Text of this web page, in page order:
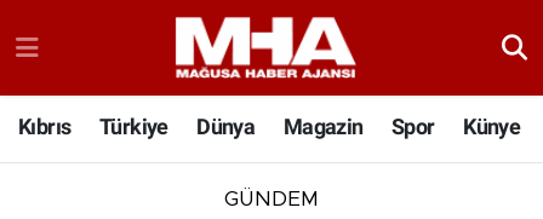
Kıbrıs Türkiye Dünya Magazin Spor Künye
GÜNDEM